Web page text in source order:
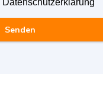
Datenschutzerklärung
Senden